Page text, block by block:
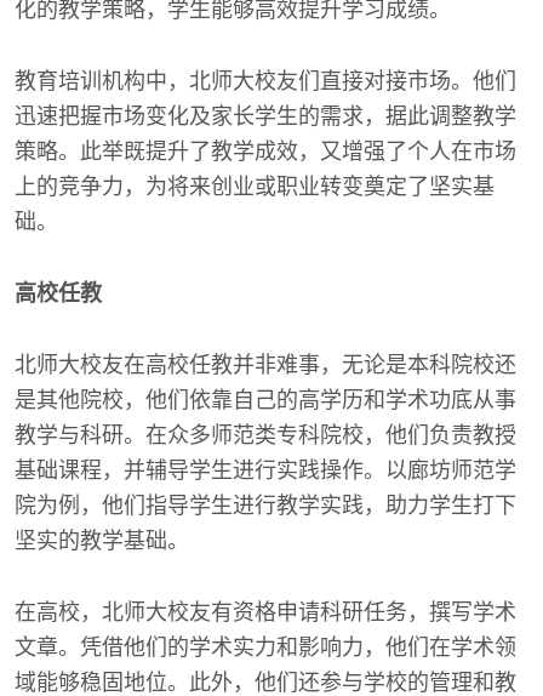
化的教学策略，学生能够高效提升学习成绩。
教育培训机构中，北师大校友们直接对接市场。他们
迅速把握市场变化及家长学生的需求，据此调整教学
策略。此举既提升了教学成效，又增强了个人在市场
上的竞争力，为将来创业或职业转变奠定了坚实基
础。
高校任教
北师大校友在高校任教并非难事，无论是本科院校还
是其他院校，他们依靠自己的高学历和学术功底从事
教学与科研。在众多师范类专科院校，他们负责教授
基础课程，并辅导学生进行实践操作。以廊坊师范学
院为例，他们指导学生进行教学实践，助力学生打下
坚实的教学基础。
在高校，北师大校友有资格申请科研任务，撰写学术
文章。凭借他们的学术实力和影响力，他们在学术领
域能够稳固地位。此外，他们还参与学校的管理和教